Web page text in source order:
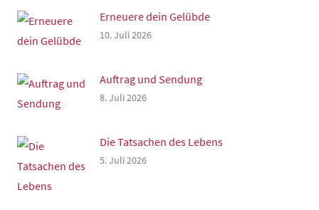
Erneuere dein Gelübde
10. Juli 2026
Auftrag und Sendung
8. Juli 2026
Die Tatsachen des Lebens
5. Juli 2026